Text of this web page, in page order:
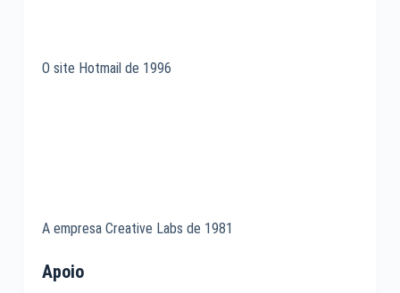
O site Hotmail de 1996
A empresa Creative Labs de 1981
Apoio